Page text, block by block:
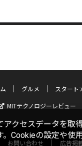
グルメ スタート
MITテクノロジーレビュー
お問い合わせ 広告掲
クセスデータを取
Cookieの設定や使